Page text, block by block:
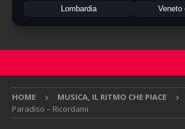
Lombardia Veneto
HOME MUSICA, IL RITMO CHE PIACE
Paradiso – Ricordami